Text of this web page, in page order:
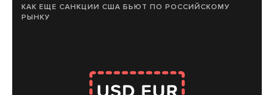
КАК ЕЩЕ САНКЦИИ США БЬЮТ ПО РОССИЙСКОМУ
РЫНКУ